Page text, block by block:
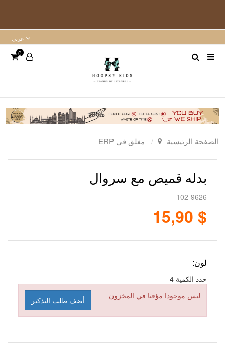
عربي
0
الصفحة الرئيسية مغلق في ERP
بدله قميص مع سروال
102-9626
$ 15,90
لون:
حدد الكمية
ليس موجودا مؤقتا في المخزون
أضف طلب التذكير